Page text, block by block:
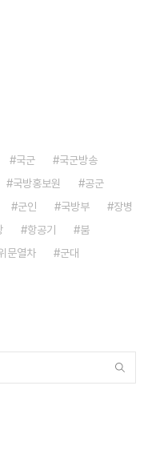
국군
국군방송
국방홍보원
공군
군인 국방부
장병
항공기
붐
문열차 군대